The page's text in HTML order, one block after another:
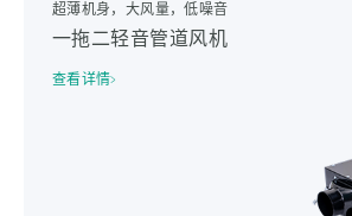
超薄机身，大风量，低噪音
一拖二轻音管道风机
查看详情